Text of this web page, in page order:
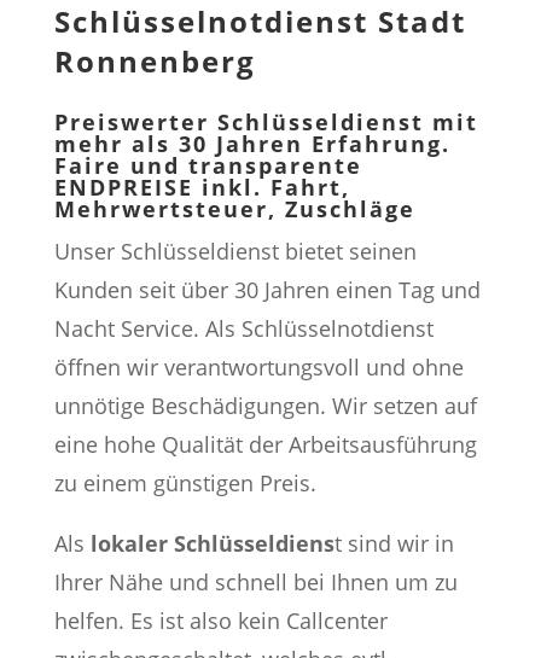
Schlüsselnotdienst Stadt
Ronnenberg
Preiswerter Schlüsseldienst mit
mehr als 30 Jahren Erfahrung.
Faire und transparente
ENDPREISE inkl. Fahrt,
Mehrwertsteuer, Zuschläge
Unser Schlüsseldienst bietet seinen
Kunden seit über 30 Jahren einen Tag und
Nacht Service. Als Schlüsselnotdienst
öffnen wir verantwortungsvoll und ohne
unnötige Beschädigungen. Wir setzen auf
eine hohe Qualität der Arbeitsausführung
zu einem günstigen Preis.
Als lokaler Schlüsseldienst sind wir in
Ihrer Nähe und schnell bei Ihnen um zu
helfen. Es ist also kein Callcenter